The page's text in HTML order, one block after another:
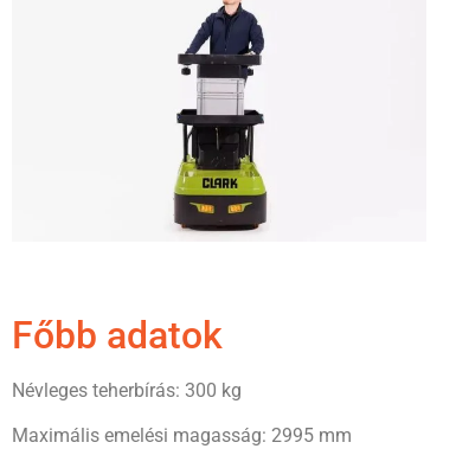
Főbb adatok
Névleges teherbírás: 300 kg
Maximális emelési magasság: 2995 mm